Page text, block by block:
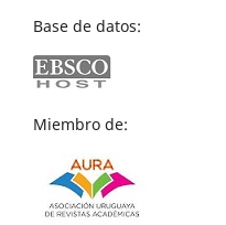
Base de datos:
Miembro de: